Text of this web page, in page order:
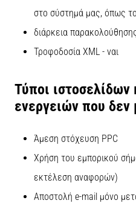
στο σύστημά μας, όπως
διάρκεια
Τροφοδοσία XML - ναι
Τύποι
ενεργειών που
Άμεση στόχευση PPC
Χρήση του εμπορικού
εκτέλεση αναφορών)
Αποστολή e-mail μόνο